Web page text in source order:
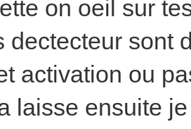
on oeil sur
dectecteur sont
activation ou
laisse ensuite